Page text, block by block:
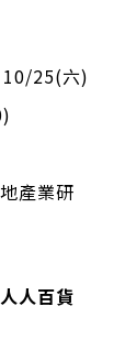
25(六)
產業研
人百貨